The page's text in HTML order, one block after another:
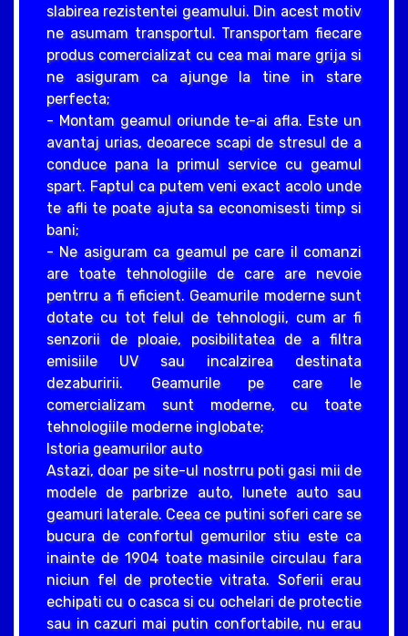
slabirea rezistentei geamului. Din acest motiv
ne asumam transportul. Transportam fiecare
produs comercializat cu cea mai mare grija si
ne asiguram ca ajunge la tine in stare
perfecta;
- Montam geamul oriunde te-ai afla. Este un
avantaj urias, deoarece scapi de stresul de a
conduce pana la primul service cu geamul
spart. Faptul ca putem veni exact acolo unde
te afli te poate ajuta sa economisesti timp si
bani;
- Ne asiguram ca geamul pe care il comanzi
are toate tehnologiile de care are nevoie
pentrru a fi eficient. Geamurile moderne sunt
dotate cu tot felul de tehnologii, cum ar fi
senzorii de ploaie, posibilitatea de a filtra
emisiile UV sau incalzirea destinata
dezaburirii. Geamurile pe care le
comercializam sunt moderne, cu toate
tehnologiile moderne inglobate;
Istoria geamurilor auto
Astazi, doar pe site-ul nostrru poti gasi mii de
modele de parbrize auto, lunete auto sau
geamuri laterale. Ceea ce putini soferi care se
bucura de confortul gemurilor stiu este ca
inainte de 1904 toate masinile circulau fara
niciun fel de protectie vitrata. Soferii erau
echipati cu o casca si cu ochelari de protectie
sau in cazuri mai putin confortabile, nu erau